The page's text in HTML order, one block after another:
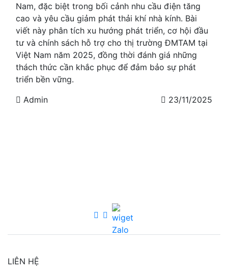
Nam, đặc biệt trong bối cảnh nhu cầu điện tăng
cao và yêu cầu giảm phát thải khí nhà kính. Bài
viết này phân tích xu hướng phát triển, cơ hội đầu
tư và chính sách hỗ trợ cho thị trường ĐMTAM tại
Việt Nam năm 2025, đồng thời đánh giá những
thách thức cần khắc phục để đảm bảo sự phát
triển bền vững.
Admin
23/11/2025
LIÊN HỆ